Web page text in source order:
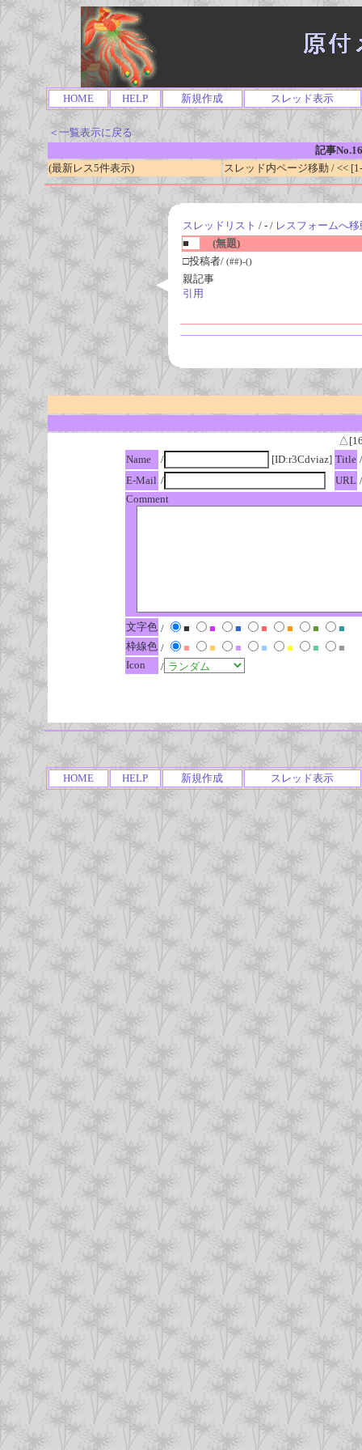
HOME HELP 新規作成 スレッド表示
＜一覧表示に戻る
記事
(最新レス5件表示)
スレッド内ページ移動 / <<
スレッドリスト / - / レスフォームへ移
■
(無題)
□投稿者/ (##)-()
親記事
引用
Name
/ [ID:r3Cdviaz] Title /
E-Mail / URL /
Comment
文字色 / ■ ■ ■ ■ ■ ■
■
枠線色 / ■ ■ ■ ■ ■ ■
■
Icon
/
HOME HELP 新規作成 スレッド表示